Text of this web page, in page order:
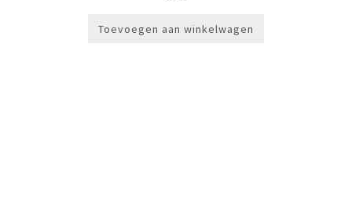
Toevoegen aan winkelwagen